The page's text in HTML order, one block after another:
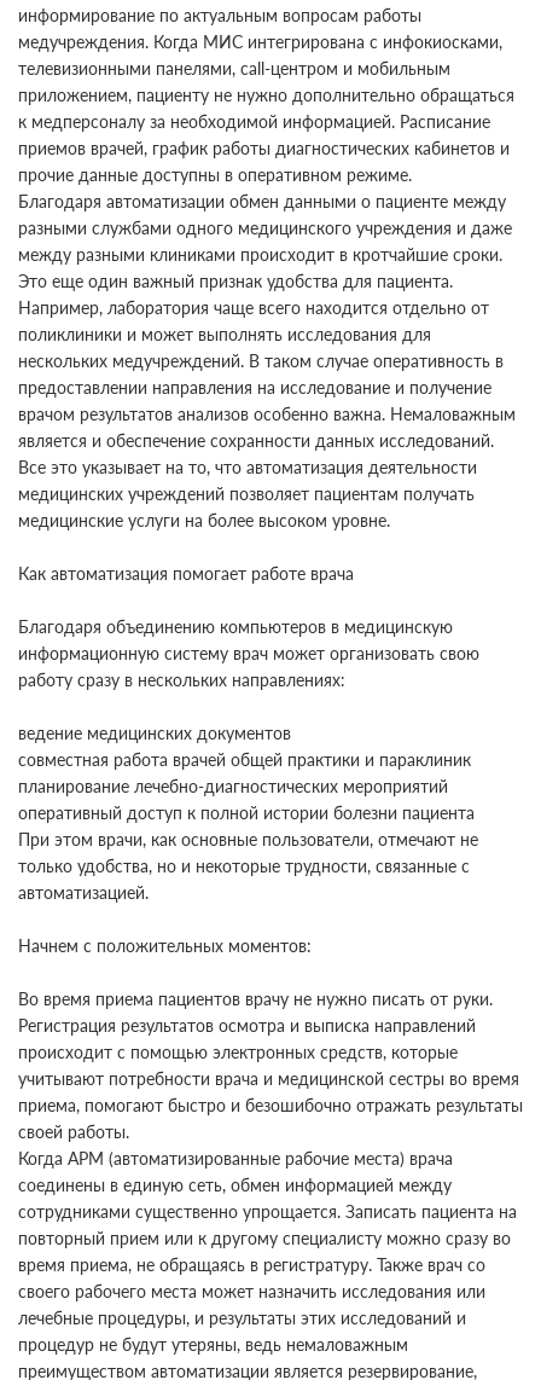
информирование по актуальным вопросам работы
медучреждения. Когда МИС интегрирована с инфокиосками,
телевизионными панелями, call-центром и мобильным
приложением, пациенту не нужно дополнительно обращаться
к медперсоналу за необходимой информацией. Расписание
приемов врачей, график работы диагностических кабинетов и
прочие данные доступны в оперативном режиме.
Благодаря автоматизации обмен данными о пациенте между
разными службами одного медицинского учреждения и даже
между разными клиниками происходит в кротчайшие сроки.
Это еще один важный признак удобства для пациента.
Например, лаборатория чаще всего находится отдельно от
поликлиники и может выполнять исследования для
нескольких медучреждений. В таком случае оперативность в
предоставлении направления на исследование и получение
врачом результатов анализов особенно важна. Немаловажным
является и обеспечение сохранности данных исследований.
Все это указывает на то, что автоматизация деятельности
медицинских учреждений позволяет пациентам получать
медицинские услуги на более высоком уровне.
Как автоматизация помогает работе врача
Благодаря объединению компьютеров в медицинскую
информационную систему врач может организовать свою
работу сразу в нескольких направлениях:
ведение медицинских документов
совместная работа врачей общей практики и параклиник
планирование лечебно-диагностических мероприятий
оперативный доступ к полной истории болезни пациента
При этом врачи, как основные пользователи, отмечают не
только удобства, но и некоторые трудности, связанные с
автоматизацией.
Начнем с положительных моментов:
Во время приема пациентов врачу не нужно писать от руки.
Регистрация результатов осмотра и выписка направлений
происходит с помощью электронных средств, которые
учитывают потребности врача и медицинской сестры во время
приема, помогают быстро и безошибочно отражать результаты
своей работы.
Когда АРМ (автоматизированные рабочие места) врача
соединены в единую сеть, обмен информацией между
сотрудниками существенно упрощается. Записать пациента на
повторный прием или к другому специалисту можно сразу во
время приема, не обращаясь в регистратуру. Также врач со
своего рабочего места может назначить исследования или
лечебные процедуры, и результаты этих исследований и
процедур не будут утеряны, ведь немаловажным
преимуществом автоматизации является резервирование,